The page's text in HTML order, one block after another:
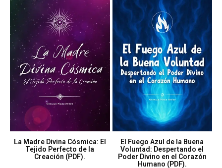
La Madre Divina Cósmica: El
Tejido Perfecto de la
Creación (PDF).
El Fuego Azul de la Buena
Voluntad: Despertando el
Poder Divino en el Corazón
Humano (PDF).